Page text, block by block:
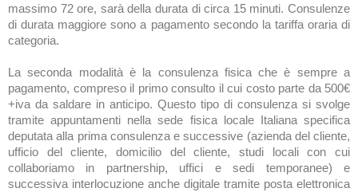
massimo 72 ore, sarà della durata di circa 15 minuti. Consulenze
di durata maggiore sono a pagamento secondo la tariffa oraria di
categoria.
La seconda modalità è la consulenza fisica che è sempre a
pagamento, compreso il primo consulto il cui costo parte da 500€
+iva da saldare in anticipo. Questo tipo di consulenza si svolge
tramite appuntamenti nella sede fisica locale Italiana specifica
deputata alla prima consulenza e successive (azienda del cliente,
ufficio del cliente, domicilio del cliente, studi locali con cui
collaboriamo in partnership, uffici e sedi temporanee) e
successiva interlocuzione anche digitale tramite posta elettronica